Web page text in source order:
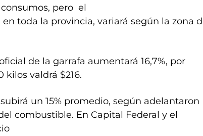
pero el
en toda la provincia, variará según la zona
de la garrafa aumentará 16,7%, por
kilos valdrá $216.
un 15% promedio, según adelantaron
combustible. En Capital Federal y el